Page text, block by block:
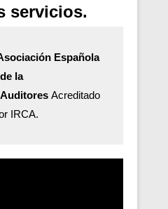
servicios.
Española
de la
AuditoresAcreditado
IRCA.